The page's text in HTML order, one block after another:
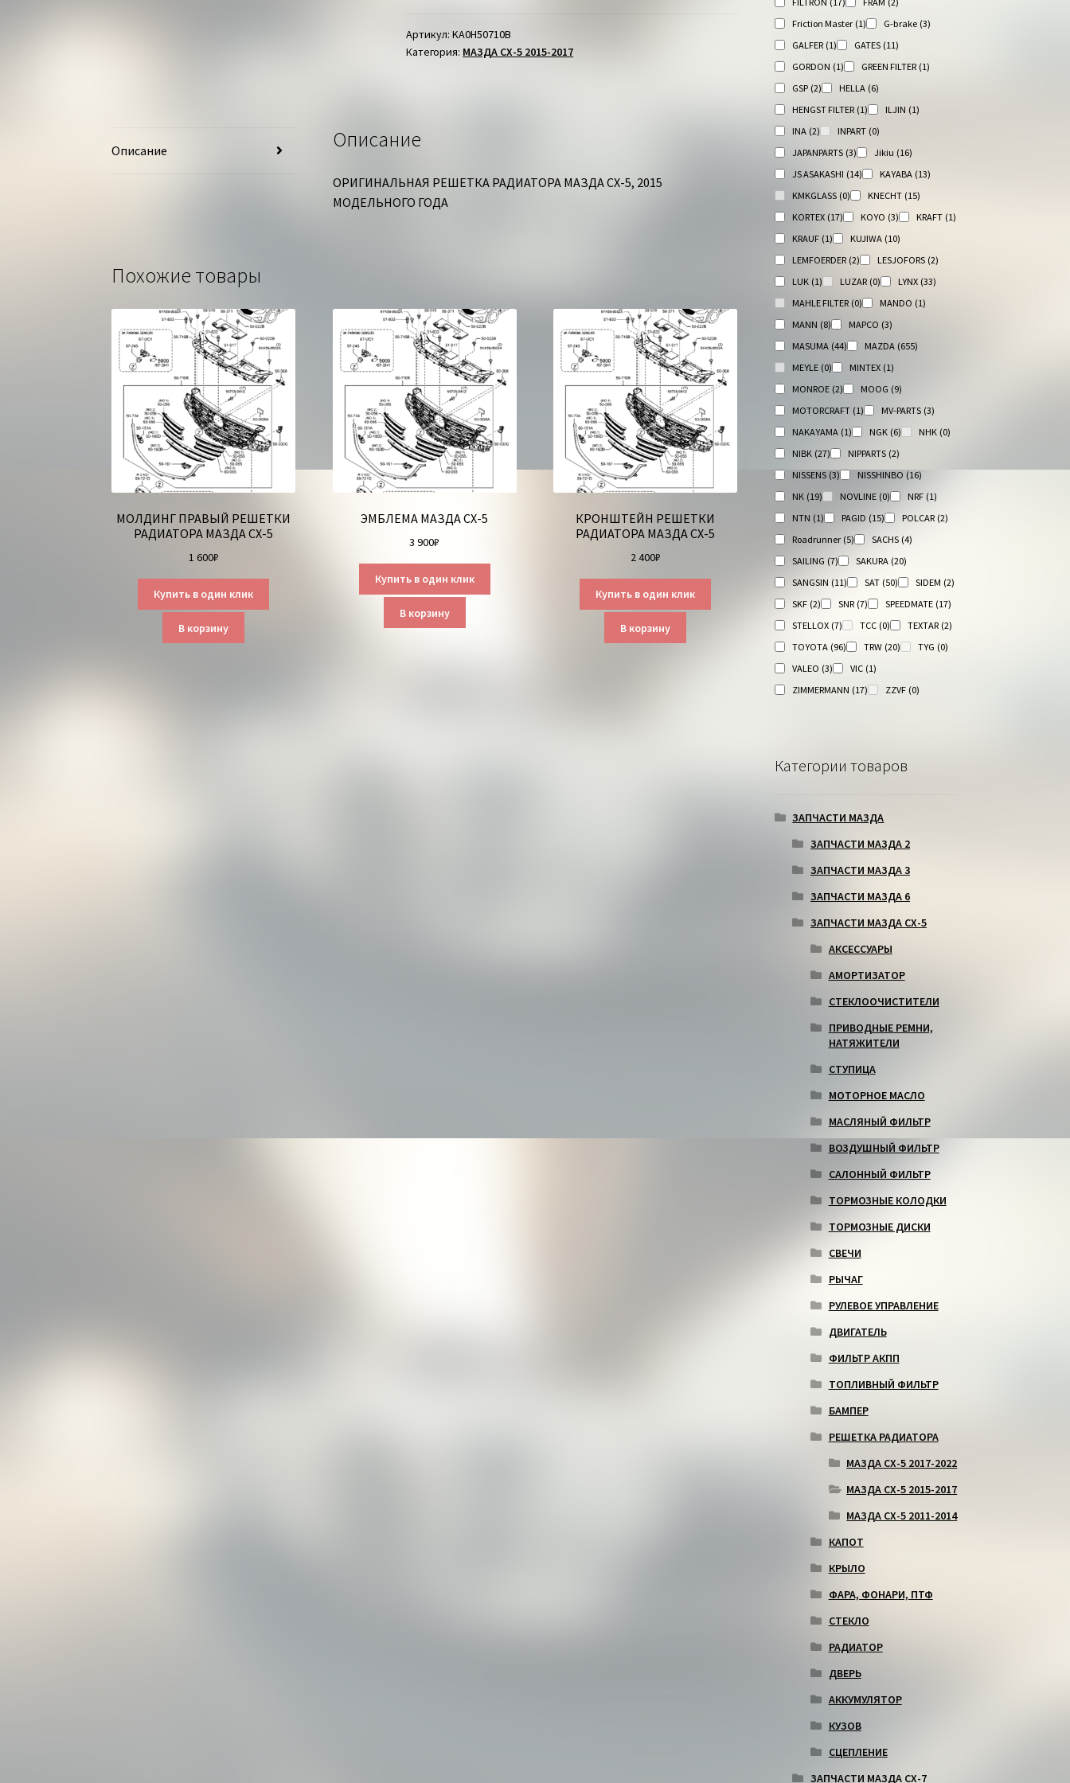
МАЗДА
СХ-5
Артикул:KA0H50710B
Категория: МАЗДА СХ-5 2015-2017
Описание Описание
ОРИГИНАЛЬНАЯ РЕШЕТКА РАДИАТОРА МАЗДА СХ-5, 2015
МОДЕЛЬНОГО ГОДА
Похожие товары
МОЛДИНГ ПРАВЫЙ РЕШЕТКИ
РАДИАТОРА МАЗДА СХ-5
1 600₽
Купить в один клик
В корзину
ЭМБЛЕМА МАЗДА СХ-5
3 900₽
Купить в один клик
В корзину
КРОНШТЕЙН РЕШЕТКИ
РАДИАТОРА МАЗДА СХ-5
2 400₽
Купить в один клик
В корзину
Friction Master (1) G-brake (3)
GALFER (1) GATES (11)
GORDON (1) GREEN FILTER (1)
GSP (2) HELLA (6)
HENGST FILTER (1) ILJIN (1)
INA (2) INPART (0)
JAPANPARTS (3) Jikiu (16)
JS ASAKASHI (14) KAYABA (13)
KMKGLASS (0) KNECHT (15)
KORTEX (17) KOYO (3) KRAFT (1)
KRAUF (1) KUJIWA (10)
LEMFOERDER (2) LESJOFORS (2)
LUK (1) LUZAR (0) LYNX (33)
MAHLE FILTER (0) MANDO (1)
MANN (8) MAPCO (3)
MASUMA (44) MAZDA (655)
MEYLE (0) MINTEX (1)
MONROE (2) MOOG (9)
MOTORCRAFT (1) MV-PARTS (3)
NAKAYAMA (1) NGK (6) NHK (0)
NIBK (27) NIPPARTS (2)
NISSENS (3) NISSHINBO (16)
NK (19) NOVLINE (0) NRF (1)
NTN (1) PAGID (15) POLCAR (2)
Roadrunner (5) SACHS (4)
SAILING (7) SAKURA (20)
SANGSIN (11) SAT (50) SIDEM (2)
SKF (2) SNR (7) SPEEDMATE (17)
STELLOX (7) TCC (0) TEXTAR (2)
TOYOTA (96) TRW (20) TYG (0)
VALEO (3) VIC (1)
ZIMMERMANN (17) ZZVF (0)
Категории товаров
ЗАПЧАСТИ МАЗДА
ЗАПЧАСТИ МАЗДА 2
ЗАПЧАСТИ МАЗДА 3
ЗАПЧАСТИ МАЗДА 6
ЗАПЧАСТИ МАЗДА СХ-5
АКСЕССУАРЫ
АМОРТИЗАТОР
СТЕКЛООЧИСТИТЕЛИ
ПРИВОДНЫЕ РЕМНИ,
НАТЯЖИТЕЛИ
СТУПИЦА
МОТОРНОЕ МАСЛО
МАСЛЯНЫЙ ФИЛЬТР
ВОЗДУШНЫЙ ФИЛЬТР
САЛОННЫЙ ФИЛЬТР
ТОРМОЗНЫЕ КОЛОДКИ
ТОРМОЗНЫЕ ДИСКИ
СВЕЧИ
РЫЧАГ
РУЛЕВОЕ УПРАВЛЕНИЕ
ДВИГАТЕЛЬ
ФИЛЬТР АКПП
ТОПЛИВНЫЙ ФИЛЬТР
БАМПЕР
РЕШЕТКА РАДИАТОРА
МАЗДА СХ-5 2017-2022
МАЗДА СХ-5 2015-2017
МАЗДА СХ-5 2011-2014
КАПОТ
КРЫЛО
ФАРА, ФОНАРИ, ПТФ
СТЕКЛО
РАДИАТОР
ДВЕРЬ
АККУМУЛЯТОР
КУЗОВ
СЦЕПЛЕНИЕ
ЗАПЧАСТИ МАЗДА СХ-7